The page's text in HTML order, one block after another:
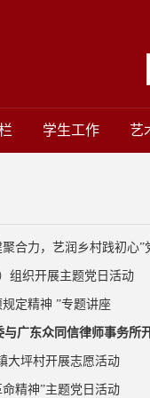
学生工作 艺
合力，艺润乡村践初心”
组织开展主题党日活动
定精神 ”专题讲座
广东众同信律师事务所
大坪村开展志愿活动
精神”主题党日活动